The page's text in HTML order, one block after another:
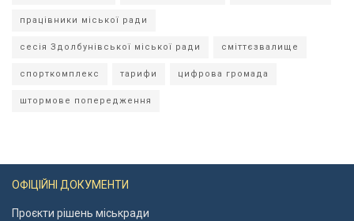
працівники міської ради
сесія Здолбунівської міської ради сміттєзвалище
спорткомплекс тарифи цифрова громада
штормове попередження
ОФІЦІЙНІ ДОКУМЕНТИ
Проєкти рішень міськради